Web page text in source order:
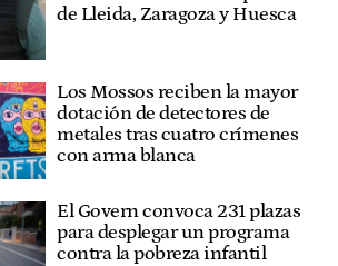
de Lleida, Zaragoza y Huesca
Los Mossos reciben la mayor
dotación de detectores de
metales tras cuatro crímenes
con arma blanca
El Govern convoca 231 plazas
para desplegar un programa
contra la pobreza infantil